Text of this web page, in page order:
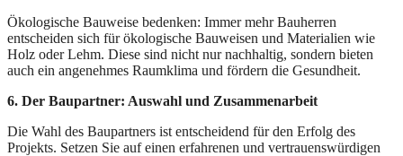
Ökologische Bauweise bedenken: Immer mehr Bauherren
entscheiden sich für ökologische Bauweisen und Materialien wie
Holz oder Lehm. Diese sind nicht nur nachhaltig, sondern bieten
auch ein angenehmes Raumklima und fördern die Gesundheit.
6. Der Baupartner: Auswahl und Zusammenarbeit
Die Wahl des Baupartners ist entscheidend für den Erfolg des
Projekts. Setzen Sie auf einen erfahrenen und vertrauenswürdigen